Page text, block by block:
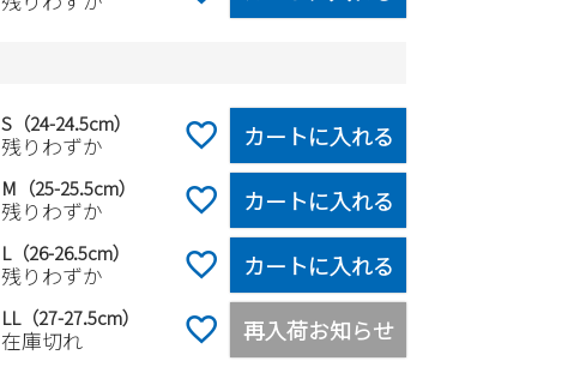
S（24-24.5cm）
残りわずか カートに入れる
M（25-25.5cm）
残りわずか カートに入れる
L（26-26.5cm）
残りわずか カートに入れる
LL（27-27.5cm）
在庫切れ 再入荷お知らせ